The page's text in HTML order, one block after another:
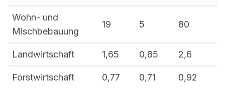
Wohn- und
Mischbebauung
19 5 80
Landwirtschaft 1,65 0,85 2,6
Forstwirtschaft 0,77 0,71 0,92